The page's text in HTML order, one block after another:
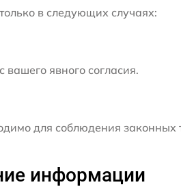
в следующих случаях:
явного согласия.
для соблюдения
информации